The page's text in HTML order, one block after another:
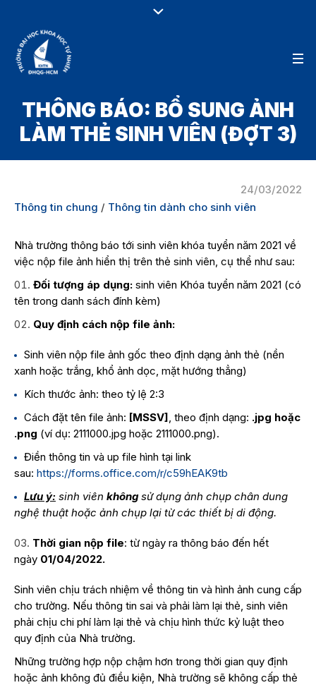
THÔNG BÁO: BỔ SUNG ẢNH
LÀM THẺ SINH VIÊN (ĐỢT 3)
24/03/2022
Thông tin chung / Thông tin dành cho sinh viên
Nhà trường thông báo tới sinh viên khóa tuyển năm 2021 về
việc nộp file ảnh hiển thị trên thẻ sinh viên, cụ thể như sau:
Đối tượng áp dụng: sinh viên Khóa tuyển năm 2021 (có
tên trong danh sách đính kèm)
Quy định cách nộp file ảnh:
Sinh viên nộp file ảnh gốc theo định dạng ảnh thẻ (nền
xanh hoặc trắng, khổ ảnh dọc, mặt hướng thẳng)
Kích thước ảnh: theo tỷ lệ 2:3
Cách đặt tên file ảnh: [MSSV], theo định dạng: .jpg hoặc
.png (ví dụ: 2111000.jpg hoặc 2111000.png).
Điền thông tin và up file hình tại link
sau: https://forms.office.com/r/c59hEAK9tb
Lưu ý: sinh viên khôngsử dụng ảnh chụp chân dung
nghệ thuật hoặc ảnh chụp lại từ các thiết bị di động.
Thời gian nộp file: từ ngày ra thông báo đến hết
ngày 01/04/2022.
Sinh viên chịu trách nhiệm về thông tin và hình ảnh cung cấp
cho trường. Nếu thông tin sai và phải làm lại thẻ, sinh viên
phải chịu chi phí làm lại thẻ và chịu hình thức kỷ luật theo
quy định của Nhà trường.
Những trường hợp nộp chậm hơn trong thời gian quy định
hoặc ảnh không đủ điều kiện, Nhà trường sẽ không cấp thẻ